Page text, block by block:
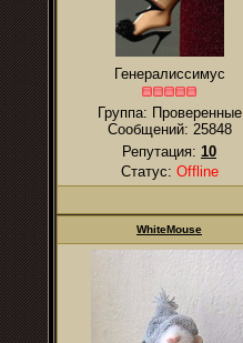
Генералиссимус
Группа: Проверенные
Сообщений: 25848
Репутация: 10
Статус: Offline
WhiteMouse